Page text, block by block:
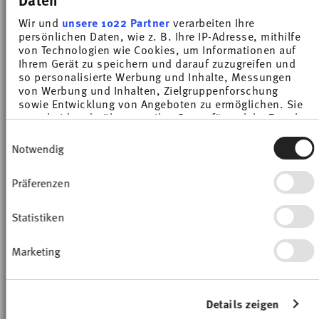
Wir und unsere 1022 Partnerverarbeiten Ihre
persönlichen Daten, wie z. B. Ihre IP-Adresse, mithilfe
von Technologien wie Cookies, um Informationen auf
Ihrem Gerät zu speichern und darauf zuzugreifen und
so personalisierte Werbung und Inhalte, Messungen
von Werbung und Inhalten, Zielgruppenforschung
sowie Entwicklung von Angeboten zu ermöglichen. Sie
entscheiden darüber, wer Ihre Daten für welche Zwecke
Cookie-Erklärung oder durch Klicken auf das Privacy
Trigger Symbol ändern oder widerrufen
Wenn Sie es erlauben, würden wir auch gerne:
erfassen, welche bis auf einige Meter genau sein
bestimmten Merkmalen (Fingerprinting)
Erfahren Sie mehr darüber, wie Ihre persönlichen Daten
verarbeitet werden, und legen Sie Ihre Präferenzen im
Notwendig
Präferenzen
Statistiken
Marketing
Details zeigen
30-day best price:€ 17,50 30-day best price: € 12,50